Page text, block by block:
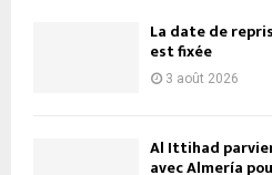
La date de
est fixée
3 août 2026
Al Ittihad
avec Almería